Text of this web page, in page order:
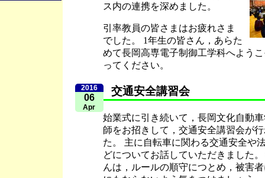
ス内の連携を深めました。
引率教員の皆さまはお疲れさま
でした。 1年生の皆さん，あらた
めて長岡高専電子制御工学科へよう
ってください。
2016
06
Apr
交通安全講習会
始業式に引き続いて，長岡文化自動
師をお招きして，交通安全講習会が
た。 主に自転車に関わる交通安全や
どについてお話していただきました
んは，ルールの順守につとめ，被害